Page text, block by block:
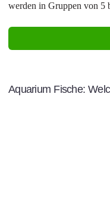
werden in Gruppen von
Aquarium Fische: